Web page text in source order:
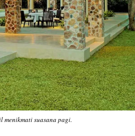
menikmati suasana pagi.